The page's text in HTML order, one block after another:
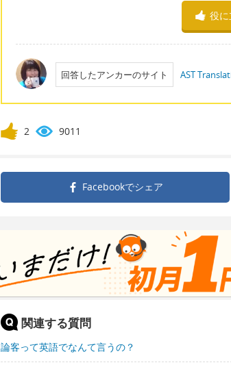
役
回答したアンカーのサイト AST
2 9011
Facebookでシェア
関連する質問
論客って英語でなんて言うの？